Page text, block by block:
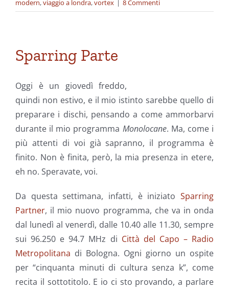
modern,viaggio a londra,vortex | 8 Commenti
Sparring Parte
Oggi è un giovedì freddo,
quindi non estivo, e il mio istinto sarebbe quello di
preparare i dischi, pensando a come ammorbarvi
durante il mio programma Monolocane. Ma, come i
più attenti di voi già sapranno, il programma è
finito. Non è finita, però, la mia presenza in etere,
eh no. Speravate, voi.
Da questa settimana, infatti, è iniziato Sparring
Partner, il mio nuovo programma, che va in onda
dal lunedì al venerdì, dalle 10.40 alle 11.30, sempre
sui 96.250 e 94.7 MHz di Città del Capo – Radio
Metropolitana di Bologna. Ogni giorno un ospite
per “cinquanta minuti di cultura senza k”, come
recita il sottotitolo. E io ci sto provando, a parlare